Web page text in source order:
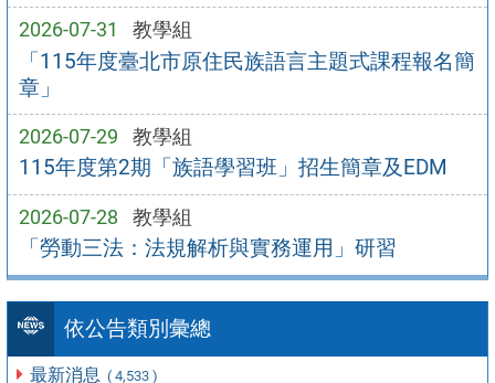
2026-07-31 教學組
「115年度臺北市原住民族語言主題式課程報名簡
章」
2026-07-29 教學組
115年度第2期「族語學習班」招生簡章及EDM
2026-07-28 教學組
「勞動三法：法規解析與實務運用」研習
依公告類別彙總
最新消息 ( 4,533 )